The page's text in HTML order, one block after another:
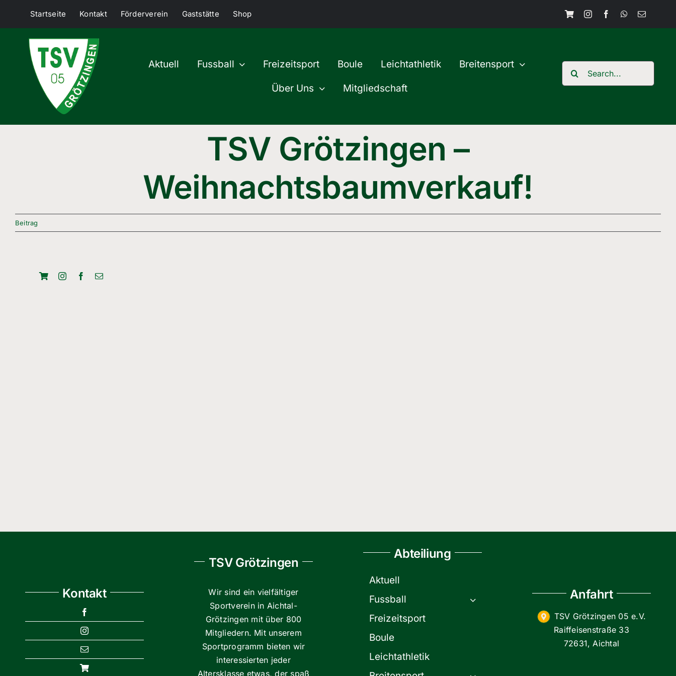
Startseite Kontakt Förderverein Gaststätte Shop
Aktuell Fussball Freizeitsport Boule Leichtathletik Breitensport
Über Uns Mitgliedschaft
Search
TSV Grötzingen –
Weihnachtsbaumverkauf!
Beitrag
Kontakt
TSV Grötzingen
Wir sind ein vielfältiger
Sportverein in Aichtal-
Grötzingen mit über 800
Mitgliedern. Mit unserem
Sportprogramm bieten wir
interessierten jeder
Altersklasse etwas, der spaß
Abteiliung
Aktuell
Fussball
Freizeitsport
Boule
Leichtathletik
Anfahrt
TSV Grötzingen 05 e.V.
Raiffeisenstraße 33
72631, Aichtal